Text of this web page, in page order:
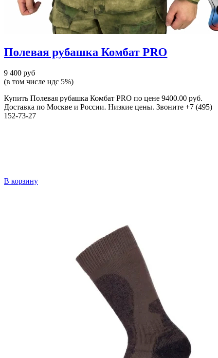
Полевая рубашка Комбат PRO
9 400 руб
(в том числе ндс 5%)
Купить Полевая рубашка Комбат PRO по цене 9400.00 руб.
Доставка по Москве и России. Низкие цены. Звоните +7 (495)
152-73-27
В корзину